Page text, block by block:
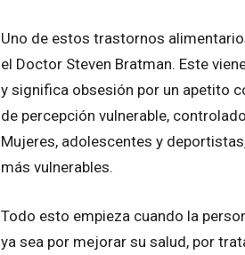
Uno de estos trastornos
el Doctor Steven Bratman. Este
y significa obsesión por un apetito
de percepción vulnerable,
Mujeres, adolescentes y
más vulnerables.
Todo esto empieza cuando la
ya sea por mejorar su salud, por